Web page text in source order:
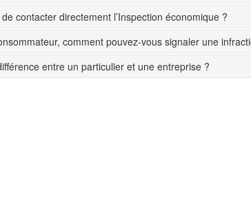
contacter directement l’Inspection économique ?
comment pouvez-vous signaler une
entre un particulier et une entreprise ?